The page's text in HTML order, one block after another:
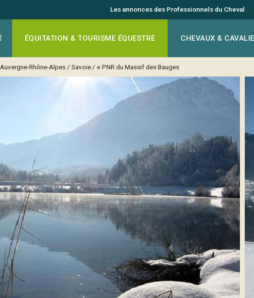
Les annonces des Professionnels du Cheval
ÉQUITATION & TOURISME ÉQUESTRE CHEVAUX &
Auvergne-Rhône-Alpes / Savoie / ※ PNR du Massif des Bauges